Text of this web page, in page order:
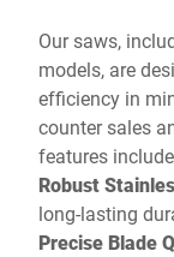
Our saws,
models, are
efficiency in
counter sales
features
Robust
long-lasting
Precise Blade